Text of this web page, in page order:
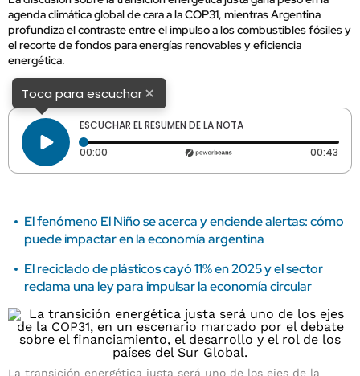
agenda climática global de cara a la COP31, mientras Argentina
profundiza el contraste entre el impulso a los combustibles fósiles y
el recorte de fondos para energías renovables y eficiencia
energética.
Toca para escuchar×
ESCUCHAR EL RESUMEN DE LA NOTA
00:00 Tiempo transcurrido: 0 segundos 00:43
El fenómeno El Niño se acerca y enciende alertas: cómo
puede impactar en la economía argentina
El reciclado de plásticos cayó 11% en 2025 y el sector
reclama una ley para impulsar la economía circular
La transición energética justa será uno de los ejes de la